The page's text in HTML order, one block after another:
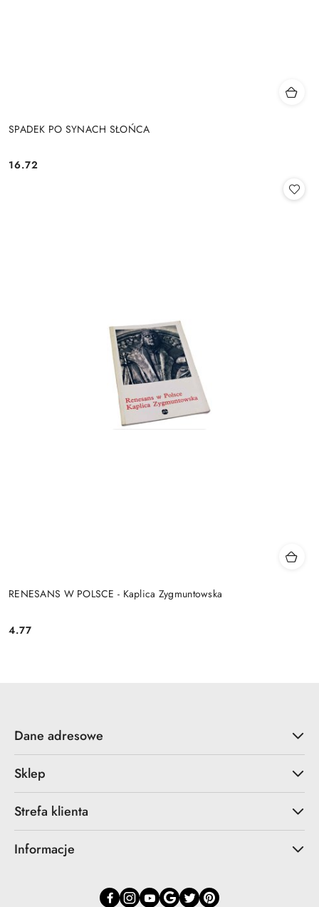
SPADEK PO SYNACH SŁOŃCA
Cena:
16.72
RENESANS W POLSCE - Kaplica Zygmuntowska
Cena:
4.77
Dane adresowe
Sklep
Strefa klienta
Informacje